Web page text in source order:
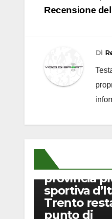
Recensione
Di
Indice di
2026:
provincia
sportiva
Trento
punto di